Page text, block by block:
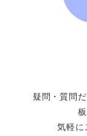
疑問・質問
気軽に